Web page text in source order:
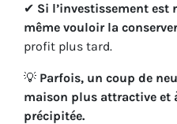
✔ Si l’investissement est
même vouloir la conserver
profit plus tard.
💡 Parfois, un coup de
maison plus attractive et
précipitée.